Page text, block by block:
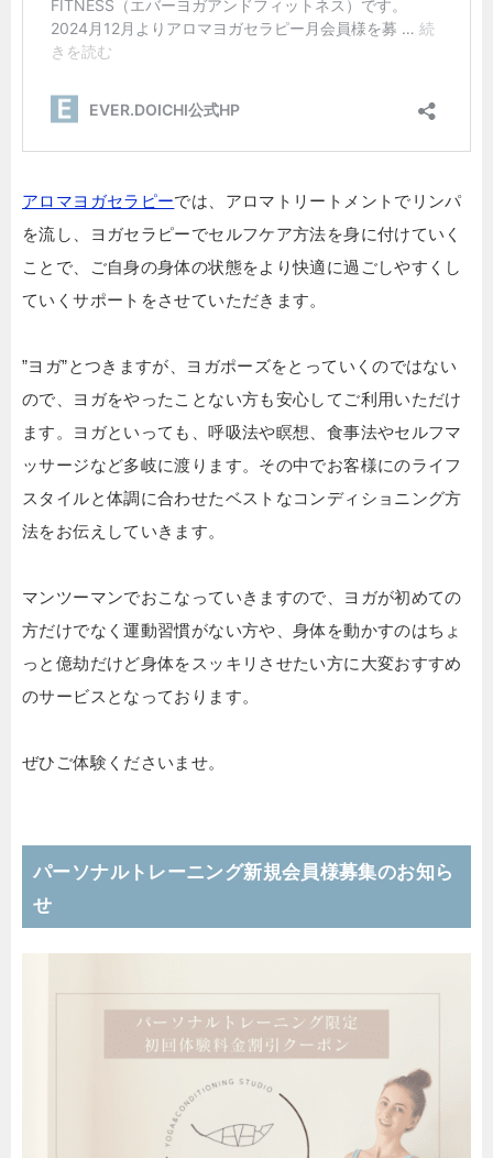
アロマヨガセラピーでは、アロマトリートメントでリンパ
を流し、ヨガセラピーでセルフケア方法を身に付けていく
ことで、ご自身の身体の状態をより快適に過ごしやすくし
ていくサポートをさせていただきます。
”ヨガ”とつきますが、ヨガポーズをとっていくのではない
ので、ヨガをやったことない方も安心してご利用いただけ
ます。ヨガといっても、呼吸法や瞑想、食事法やセルフマ
ッサージなど多岐に渡ります。その中でお客様にのライフ
スタイルと体調に合わせたベストなコンディショニング方
法をお伝えしていきます。
マンツーマンでおこなっていきますので、ヨガが初めての
方だけでなく運動習慣がない方や、身体を動かすのはちょ
っと億劫だけど身体をスッキリさせたい方に大変おすすめ
のサービスとなっております。
ぜひご体験くださいませ。
パーソナルトレーニング新規会員様募集のお知ら
せ